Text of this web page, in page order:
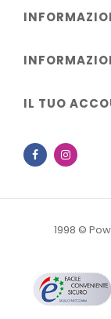
IL TUO
Facebook
1998 ©